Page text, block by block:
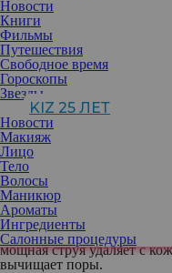
Новости
Книги
Фильмы
Путешествия
Свободное время
Гороскопы
Звезды
KIZ 25 ЛЕТ
Новости
Макияж
Лицо
Тело
Волосы
Маникюр
Ароматы
Ингредиенты
Салонные процедуры
подарить коже свежесть и
происходит не сразу
чистую и светящуюся кожу
Струйным пилингом в
пилинг. Он представляет
воды (или смеси
посредством
также называют его
он как бы приоткрывает
проницаемость без
становится отзывчивым и
которые мы наносим.
Можно сравнить эту
мощная струя удаляет с
вычищает поры.